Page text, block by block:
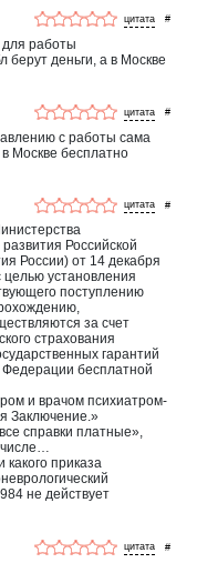
#
для работы
берут деньги, а в Москве
#
с работы сама
Москве бесплатно
#
Российской
России) от 14 декабря
установления
поступлению
за счет
страхования
гарантий
Федерации бесплатной
и врачом психиатром-
Заключение.»
справки платные»,
приказа
не действует
#